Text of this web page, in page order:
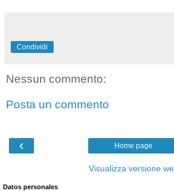
Condividi
Nessun commento:
Posta un commento
‹ Home page
Visualizza versione
Datos personales